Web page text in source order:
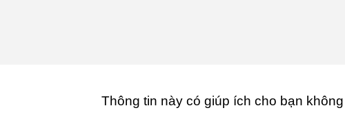
Thông tin này có giúp ích cho bạn